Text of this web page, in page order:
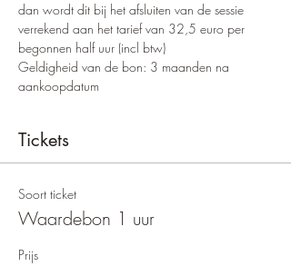
dan wordt dit bij het afsluiten van de sessie
verrekend aan het tarief van 32,5 euro per
begonnen half uur (incl btw)
Geldigheid van de bon: 3 maanden na
aankoopdatum
Tickets
Soort ticket
Waardebon 1 uur
Prijs